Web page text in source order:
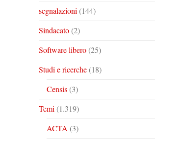
segnalazioni (144)
Sindacato(2)
Software libero(25)
Studi e ricerche(18)
Censis(3)
Temi (1.319)
ACTA (3)